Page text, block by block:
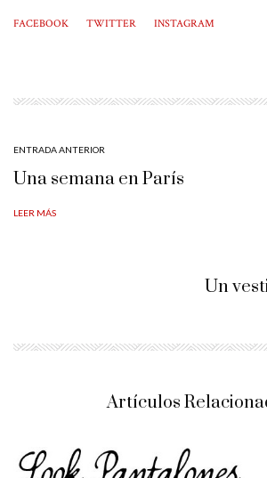
FACEBOOK TWITTER INSTAGRAM
ENTRADA ANTERIOR
Una semana en París
LEER MÁS
Un
Artículos